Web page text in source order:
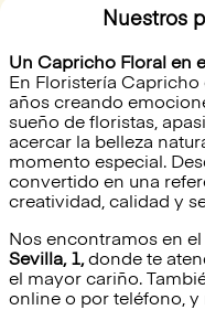
Nuestros
Un Capricho Floral en
En Floristería Capricho
años creando
sueño de floristas,
acercar la belleza
momento especial.
convertido en una
creatividad, calidad y
Nos encontramos en
Sevilla, 1,donde te
el mayor cariño.
online o por teléfono, y